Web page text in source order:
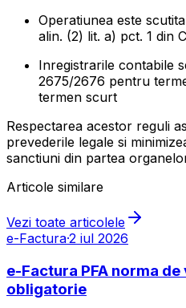
Operatiunea este
alin. (2) lit. a) pct. 1 din
Inregistrarile contabile
2675/2676 pentru
termen scurt
Respectarea acestor reguli
prevederile legale si
sanctiuni din partea
Articole similare
Vezi toate articolele
e-Factura·2 iul 2026
e-Factura PFA norma
obligatorie